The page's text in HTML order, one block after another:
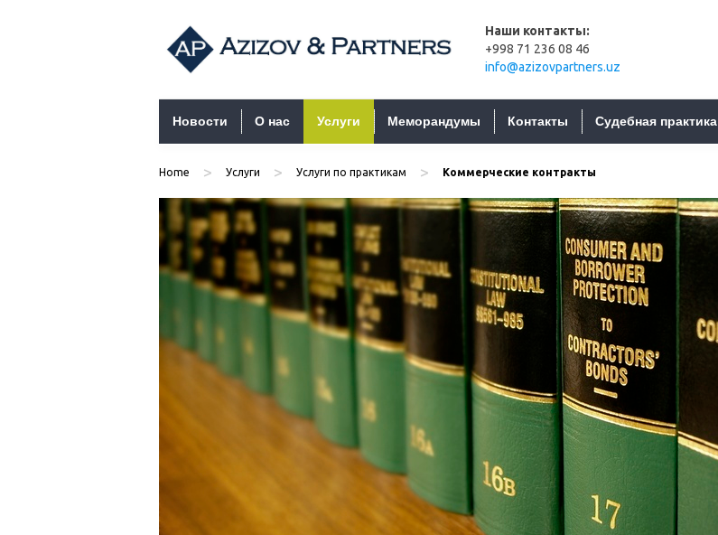
Наши контакты:
+998 71 236 08 46
info@azizovpartners.uz
Перейти к содержимому
Новости
О нас Услуги Меморандумы Контакты Судебная практика
Home > Услуги > Услуги по практикам > Коммерческие контракты